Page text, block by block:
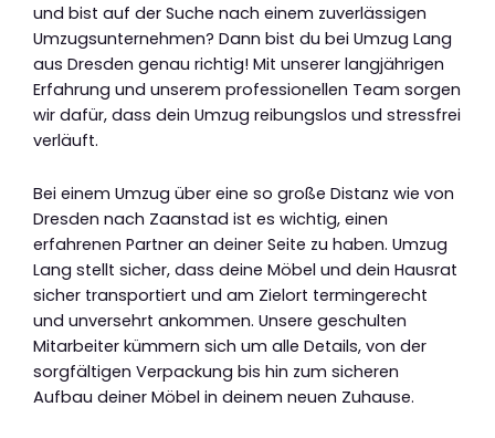
und bist auf der Suche nach einem zuverlässigen
Umzugsunternehmen? Dann bist du bei Umzug Lang
aus Dresden genau richtig! Mit unserer langjährigen
Erfahrung und unserem professionellen Team sorgen
wir dafür, dass dein Umzug reibungslos und stressfrei
verläuft.
Bei einem Umzug über eine so große Distanz wie von
Dresden nach Zaanstad ist es wichtig, einen
erfahrenen Partner an deiner Seite zu haben. Umzug
Lang stellt sicher, dass deine Möbel und dein Hausrat
sicher transportiert und am Zielort termingerecht
und unversehrt ankommen. Unsere geschulten
Mitarbeiter kümmern sich um alle Details, von der
sorgfältigen Verpackung bis hin zum sicheren
Aufbau deiner Möbel in deinem neuen Zuhause.